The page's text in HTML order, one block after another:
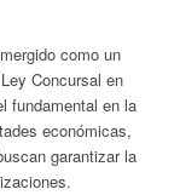
como un
Concursal en
fundamental en la
económicas,
garantizar la